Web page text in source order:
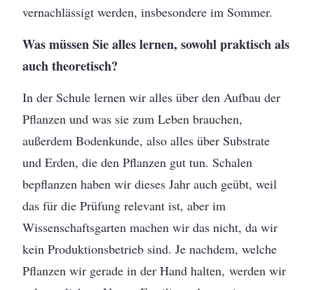
vernachlässigt werden, insbesondere im Sommer.
Was müssen Sie alles lernen, sowohl praktisch als
auch theoretisch?
In der Schule lernen wir alles über den Aufbau der
Pflanzen und was sie zum Leben brauchen,
außerdem Bodenkunde, also alles über Substrate
und Erden, die den Pflanzen gut tun. Schalen
bepflanzen haben wir dieses Jahr auch geübt, weil
das für die Prüfung relevant ist, aber im
Wissenschaftsgarten machen wir das nicht, da wir
kein Produktionsbetrieb sind. Je nachdem, welche
Pflanzen wir gerade in der Hand halten, werden wir